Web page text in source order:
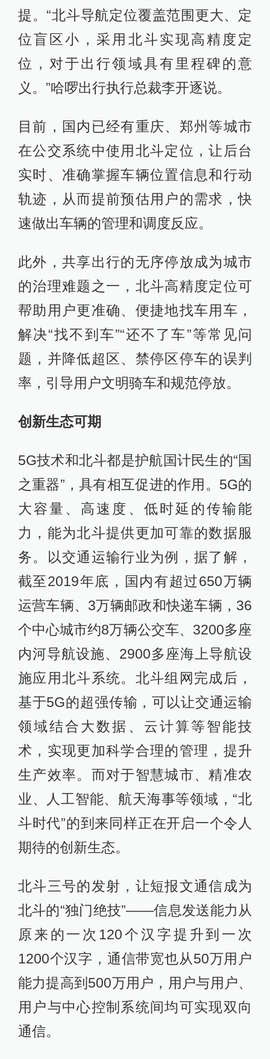
提。“北斗导航定位覆盖范围更大、定
位盲区小，采用北斗实现高精度定
位，对于出行领域具有里程碑的意
义。”哈啰出行执行总裁李开逐说。
目前，国内已经有重庆、郑州等城市
在公交系统中使用北斗定位，让后台
实时、准确掌握车辆位置信息和行动
轨迹，从而提前预估用户的需求，快
速做出车辆的管理和调度反应。
此外，共享出行的无序停放成为城市
的治理难题之一，北斗高精度定位可
帮助用户更准确、便捷地找车用车，
解决“找不到车”“还不了车”等常见问
题，并降低超区、禁停区停车的误判
率，引导用户文明骑车和规范停放。
创新生态可期
5G技术和北斗都是护航国计民生的“国
之重器”，具有相互促进的作用。5G的
大容量、高速度、低时延的传输能
力，能为北斗提供更加可靠的数据服
务。以交通运输行业为例，据了解，
截至2019年底，国内有超过650万辆
运营车辆、3万辆邮政和快递车辆，36
个中心城市约8万辆公交车、3200多座
内河导航设施、2900多座海上导航设
施应用北斗系统。北斗组网完成后，
基于5G的超强传输，可以让交通运输
领域结合大数据、云计算等智能技
术，实现更加科学合理的管理，提升
生产效率。而对于智慧城市、精准农
业、人工智能、航天海事等领域，“北
斗时代”的到来同样正在开启一个令人
期待的创新生态。
北斗三号的发射，让短报文通信成为
北斗的“独门绝技”——信息发送能力从
原来的一次120个汉字提升到一次
1200个汉字，通信带宽也从50万用户
能力提高到500万用户，用户与用户、
用户与中心控制系统间均可实现双向
通信。